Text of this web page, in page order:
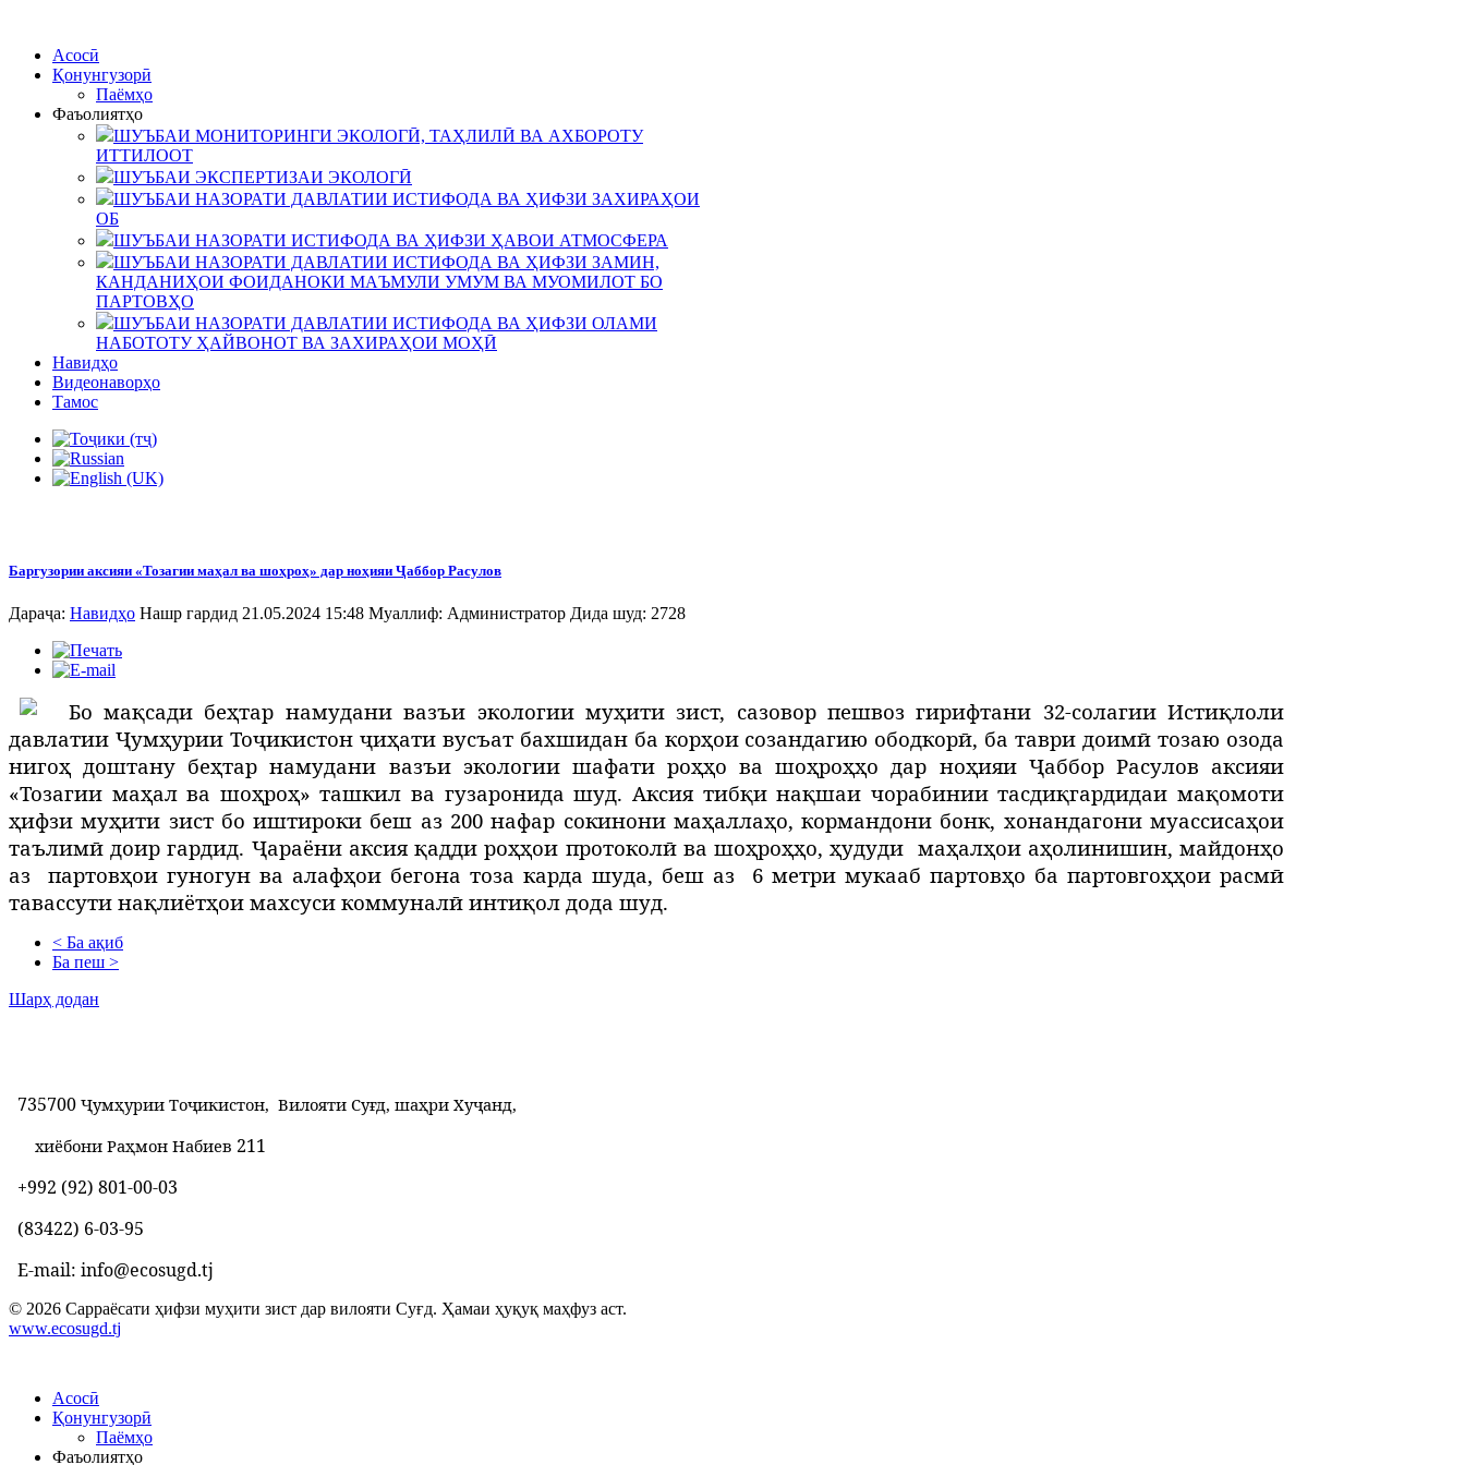
Асосӣ
Қонунгузорӣ
Паёмҳо
Фаъолиятҳо
ШУЪБАИ МОНИТОРИНГИ ЭКОЛОГӢ, ТАҲЛИЛӢ ВА АХБОРОТУ
ИТТИЛООТ
ШУЪБАИ ЭКСПЕРТИЗАИ ЭКОЛОГӢ
ШУЪБАИ НАЗОРАТИ ДАВЛАТИИ ИСТИФОДА ВА ҲИФЗИ ЗАХИРАҲОИ
ОБ
ШУЪБАИ НАЗОРАТИ ИСТИФОДА ВА ҲИФЗИ ҲАВОИ АТМОСФЕРА
ШУЪБАИ НАЗОРАТИ ДАВЛАТИИ ИСТИФОДА ВА ҲИФЗИ ЗАМИН,
КАНДАНИҲОИ ФОИДАНОКИ МАЪМУЛИ УМУМ ВА МУОМИЛОТ БО
ПАРТОВҲО
ШУЪБАИ НАЗОРАТИ ДАВЛАТИИ ИСТИФОДА ВА ҲИФЗИ ОЛАМИ
НАБОТОТУ ҲАЙВОНОТ ВА ЗАХИРАҲОИ МОҲӢ
Навидҳо
Видеонаворҳо
Тамос
Баргузории аксияи «Тозагии маҳал ва шоҳроҳ» дар ноҳияи Ҷаббор Расулов
Дараҷа: Навидҳо Нашр гардид 21.05.2024 15:48 Муаллиф: Администратор Дида шуд: 2728
Бо мақсади беҳтар намудани вазъи экологии муҳити зист, сазовор пешвоз гирифтани 32-солагии Истиқлоли
давлатии Ҷумҳурии Тоҷикистон ҷиҳати вусъат бахшидан ба корҳои созандагию ободкорӣ, ба таври доимӣ тозаю озода
нигоҳ доштану беҳтар намудани вазъи экологии шафати роҳҳо ва шоҳроҳҳо дар ноҳияи Ҷаббор Расулов аксияи
«Тозагии маҳал ва шоҳроҳ» ташкил ва гузаронида шуд. Аксия тибқи нақшаи чорабинии тасдиқгардидаи мақомоти
ҳифзи муҳити зист бо иштироки беш аз 200 нафар сокинони маҳаллаҳо, кормандони бонк, хонандагони муассисаҳои
таълимӣ доир гардид. Ҷараёни аксия қадди роҳҳои протоколӣ ва шоҳроҳҳо, ҳудуди маҳалҳои аҳолинишин, майдонҳо
аз
партовҳои гуногун ва алафҳои бегона тоза карда шуда, беш аз
6 метри мукааб партовҳо ба партовгоҳҳои расмӣ
тавассути нақлиётҳои махсуси коммуналӣ интиқол дода шуд.
< Ба ақиб
Ба пеш >
Шарҳ додан
735700 Ҷумҳурии Тоҷикистон, Вилояти Суғд, шаҳри Хуҷанд,
хиёбони Раҳмон Набиев 211
+992 (92) 801-00-03
(83422) 6-03-95
E-mail: info@ecosugd.tj
© 2026 Сарраёсати ҳифзи муҳити зист дар вилояти Суғд. Ҳамаи ҳуқуқ маҳфуз аст.
www.ecosugd.tj
Асосӣ
Қонунгузорӣ
Паёмҳо
Фаъолиятҳо